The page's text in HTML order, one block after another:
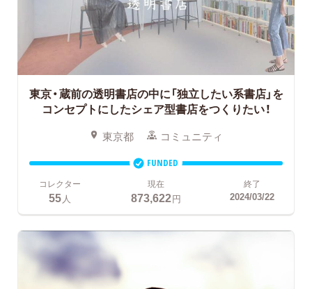
東京・蔵前の透明書店の中に「独立したい系書店」を
コンセプトにしたシェア型書店をつくりたい！
東京都 コミュニティ
FUNDED
コレクター
55 人
現在
873,622円
終了
2024/03/22